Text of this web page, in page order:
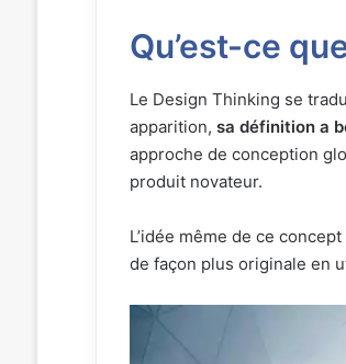
Qu’est-ce
Le Design Thinking se
apparition, sa définition a
approche de conception
produit novateur.
L’idée même de ce
de façon plus originale en